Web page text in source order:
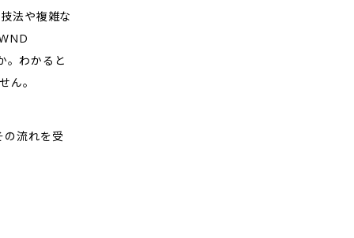
法や複雑な
。わかると
ん。
流れを受